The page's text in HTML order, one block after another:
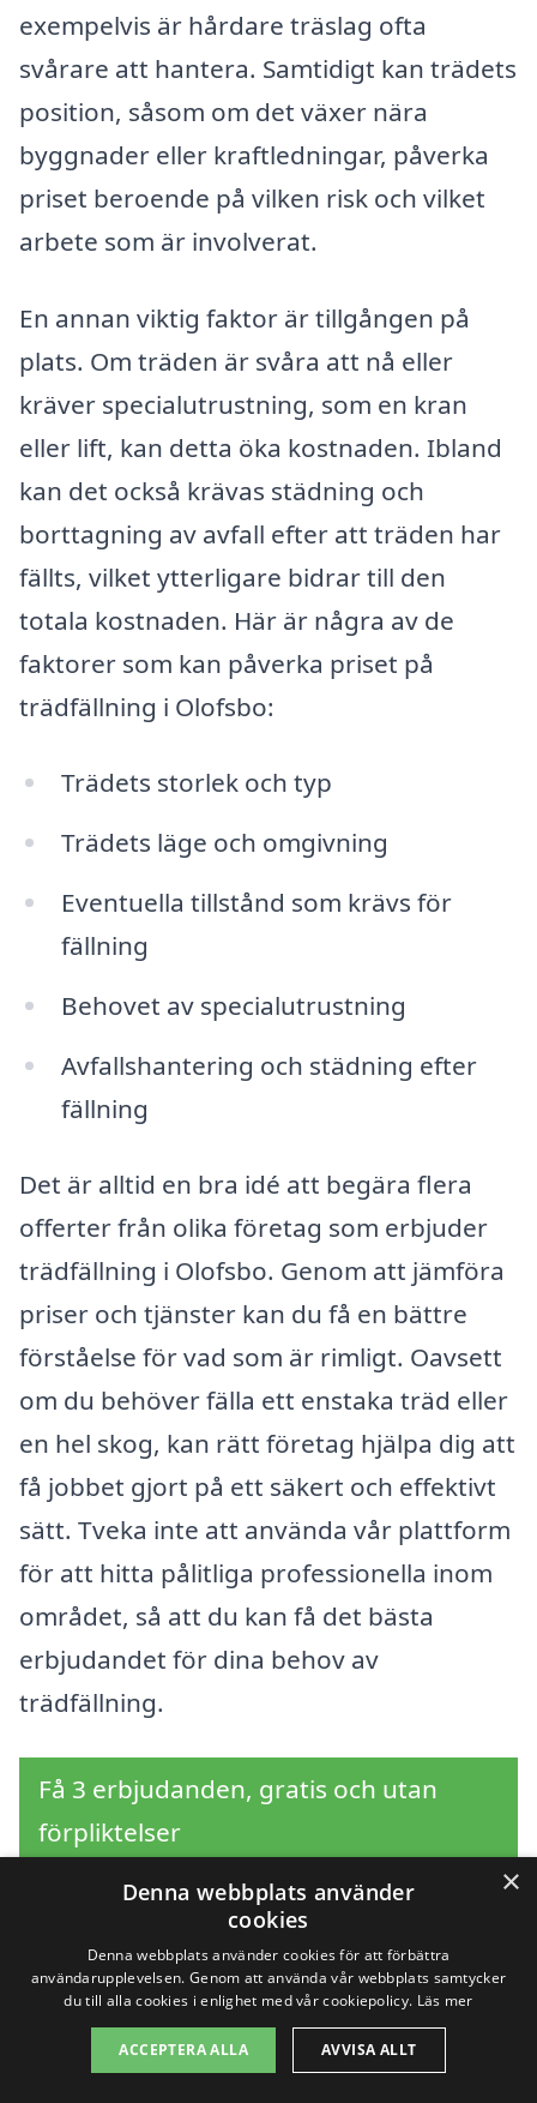
exempelvis är hårdare träslag ofta
svårare att hantera. Samtidigt kan trädets
position, såsom om det växer nära
byggnader eller kraftledningar, påverka
priset beroende på vilken risk och vilket
arbete som är involverat.
En annan viktig faktor är tillgången på
plats. Om träden är svåra att nå eller
kräver specialutrustning, som en kran
eller lift, kan detta öka kostnaden. Ibland
kan det också krävas städning och
borttagning av avfall efter att träden har
fällts, vilket ytterligare bidrar till den
totala kostnaden. Här är några av de
faktorer som kan påverka priset på
trädfällning i Olofsbo:
Trädets storlek och typ
Trädets läge och omgivning
Eventuella tillstånd som krävs för
fällning
Behovet av specialutrustning
Avfallshantering och städning efter
fällning
Det är alltid en bra idé att begära flera
offerter från olika företag som erbjuder
trädfällning i Olofsbo. Genom att jämföra
priser och tjänster kan du få en bättre
förståelse för vad som är rimligt. Oavsett
om du behöver fälla ett enstaka träd eller
en hel skog, kan rätt företag hjälpa dig att
få jobbet gjort på ett säkert och effektivt
sätt. Tveka inte att använda vår plattform
för att hitta pålitliga professionella inom
området, så att du kan få det bästa
erbjudandet för dina behov av
trädfällning.
Få 3 erbjudanden, gratis och utan
förpliktelser
Sök efter en
professionell för
trädfällning i andra
×
Denna webbplats använder
cookies
Denna webbplats använder cookies för att förbättra
användarupplevelsen. Genom att använda vår webbplats samtycker
du till alla cookies i enlighet med vår cookiepolicy. Läs mer
ACCEPTERA ALLA AVVISA ALLT